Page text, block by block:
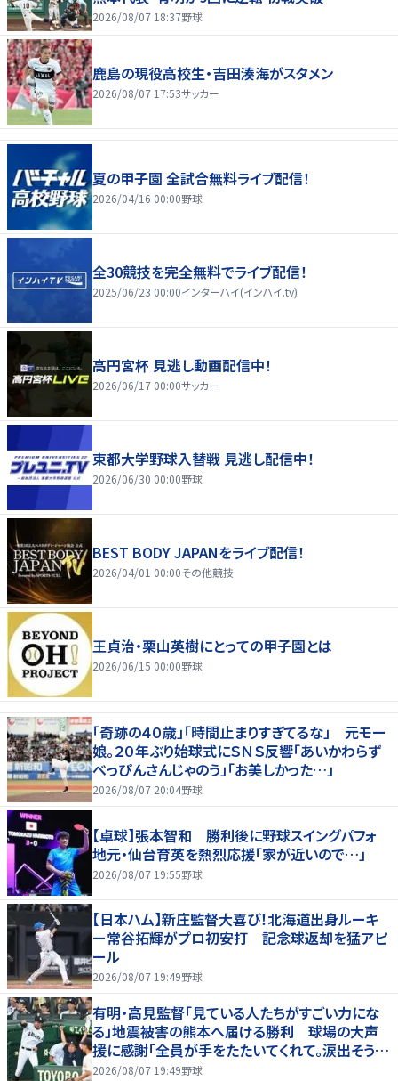
2026/08/07 18:37野球
鹿島の現役高校生・吉田湊海がスタメン
2026/08/07 17:53サッカー
夏の甲子園 全試合無料ライブ配信！
2026/04/16 00:00野球
全30競技を完全無料でライブ配信！
2025/06/23 00:00インターハイ(インハイ.tv)
高円宮杯 見逃し動画配信中！
2026/06/17 00:00サッカー
東都大学野球入替戦 見逃し配信中！
2026/06/30 00:00野球
BEST BODY JAPANをライブ配信！
2026/04/01 00:00その他競技
王貞治・栗山英樹にとっての甲子園とは
2026/06/15 00:00野球
「奇跡の４０歳」「時間止まりすぎてるな」 元モー
娘。２０年ぶり始球式にＳＮＳ反響「あいかわらず
べっぴんさんじゃのう」「お美しかった…」
2026/08/07 20:04野球
【卓球】張本智和 勝利後に野球スイングパフォ
地元・仙台育英を熱烈応援「家が近いので…」
2026/08/07 19:55野球
【日本ハム】新庄監督大喜び！北海道出身ルーキ
ー常谷拓輝がプロ初安打 記念球返却を猛アピ
ール
2026/08/07 19:49野球
有明・高見監督「見ている人たちがすごい力にな
る」地震被害の熊本へ届ける勝利 球場の大声
援に感謝「全員が手をたたいてくれて。涙出そう
に」
2026/08/07 19:49野球